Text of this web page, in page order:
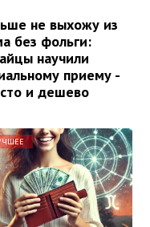
не выхожу из
без фольги:
научили
приему -
и дешево